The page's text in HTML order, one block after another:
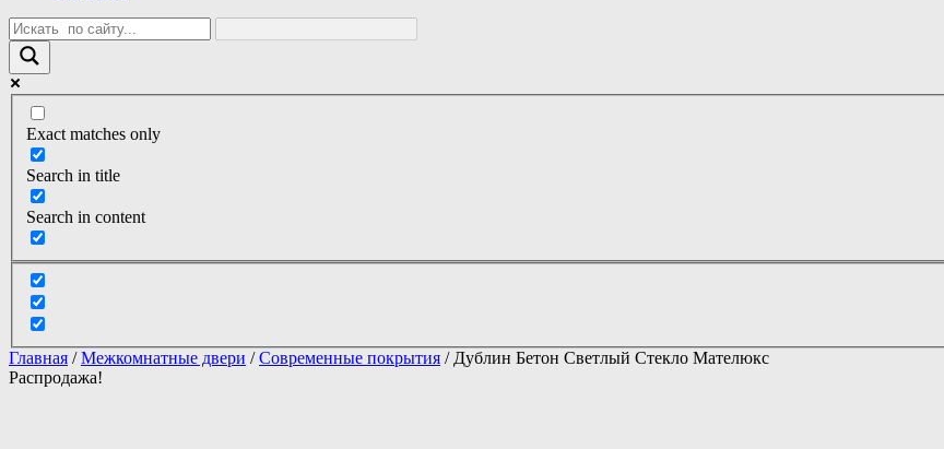
Exact matches only
Search in title
Search in content
Главная /Межкомнатные двери /Современные покрытия / Дублин Бетон Светлый Стекло Мателюкс
Распродажа!